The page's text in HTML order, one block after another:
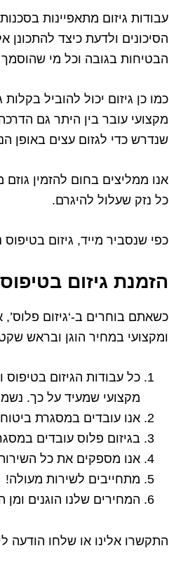
עבודות גיזום מתאפיינות
הסיכונים ולדעת כיצד להתכונן
הבטיחות בגובה וכל מי שהוסמך
כמו כן גיזום יכול להוביל
מקצועי עובר בין היתר גם
שנדרש כדי לגזום עצים באופן
אנו ממליצים בחום להזמין
כל נזק שעלול להיגרם.
כפי שנסביר מייד, גיזום
הזמנת גיזום בטיפוס
כשאתם בוחרים ב-‘גיזום פלוס’,
ומקצועי במחיר הוגן ובראש
כל עבודות הגיזום בטיפוס
מקצועי שמעיד על כך.
אנו עובדים במסגרת
בגיזום פלוס עובדים
אנו מספקים את כל
מתחייבים לשירות מעולה!
המחירים שלנו הוגנים
התקשרו אלינו או שלחו הודעה